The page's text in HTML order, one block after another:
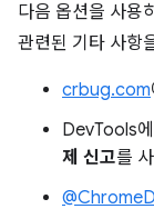
다음 옵션을 사용
관련된 기타 사항
crbug.com
DevTools
제 신고를